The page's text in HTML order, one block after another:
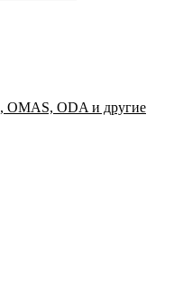
OMAS, ODA и другие